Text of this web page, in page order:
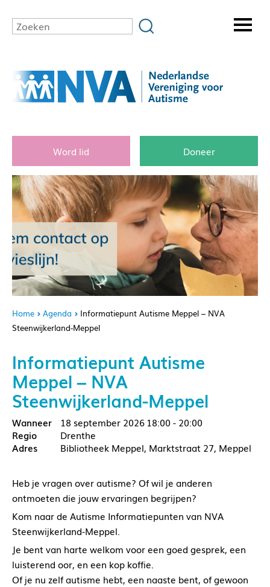
Word lid Doneer
Home Agenda
Informatiepunt Autisme Meppel – NVA
Steenwijkerland-Meppel
Informatiepunt Autisme
Meppel – NVA
Steenwijkerland-Meppel
18 september 2026 18:00 - 20:00
Drenthe
Bibliotheek Meppel, Marktstraat 27, Meppel
Heb je vragen over autisme? Of wil je anderen
ontmoeten die jouw ervaringen begrijpen?
Kom naar de Autisme Informatiepunten van NVA
Steenwijkerland-Meppel.
Je bent van harte welkom voor een goed gesprek, een
luisterend oor, en een kop koffie.
Of je nu zelf autisme hebt, een naaste bent, of gewoon